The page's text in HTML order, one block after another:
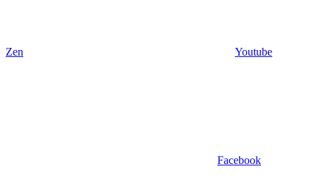
Zen Youtube
Facebook